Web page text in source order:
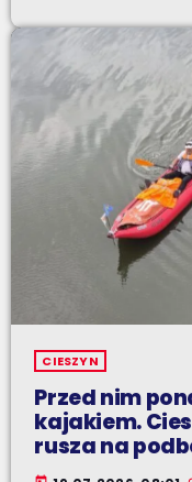
CIESZYN
Przed nim
kajakiem.
rusza na